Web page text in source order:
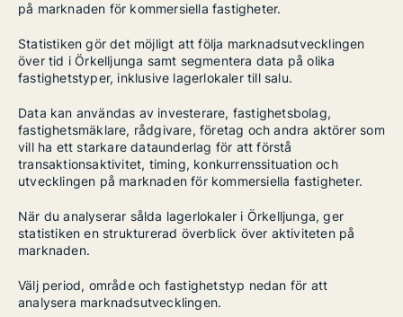
på marknaden för kommersiella fastigheter.
Statistiken gör det möjligt att följa marknadsutvecklingen
över tid i Örkelljunga samt segmentera data på olika
fastighetstyper, inklusive lagerlokaler till salu.
Data kan användas av investerare, fastighetsbolag,
fastighetsmäklare, rådgivare, företag och andra aktörer som
vill ha ett starkare dataunderlag för att förstå
transaktionsaktivitet, timing, konkurrenssituation och
utvecklingen på marknaden för kommersiella fastigheter.
När du analyserar sålda lagerlokaler i Örkelljunga, ger
statistiken en strukturerad överblick över aktiviteten på
marknaden.
Välj period, område och fastighetstyp nedan för att
analysera marknadsutvecklingen.